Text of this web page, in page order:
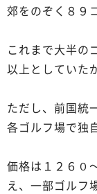
郊をのぞく８９
これまで大半の
以上としていた
ただし、前国統
各ゴルフ場で独
価格は１２６０
え、一部ゴルフ